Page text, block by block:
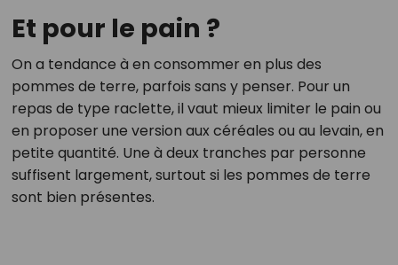
Et pour le pain ?
On a tendance à en consommer en plus des
pommes de terre, parfois sans y penser. Pour un
repas de type raclette, il vaut mieux limiter le pain ou
en proposer une version aux céréales ou au levain, en
petite quantité. Une à deux tranches par personne
suffisent largement, surtout si les pommes de terre
sont bien présentes.